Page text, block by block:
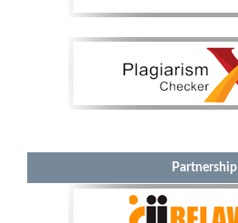
Partnership